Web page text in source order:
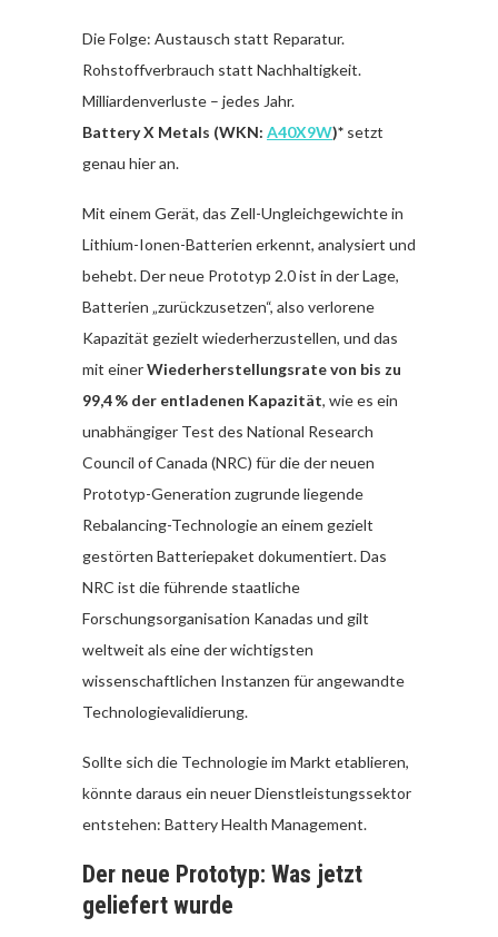
Die Folge: Austausch statt Reparatur.
Rohstoffverbrauch statt Nachhaltigkeit.
Milliardenverluste – jedes Jahr.
Battery X Metals (WKN: A40X9W)* setzt
genau hier an.
Mit einem Gerät, das Zell-Ungleichgewichte in
Lithium-Ionen-Batterien erkennt, analysiert und
behebt. Der neue Prototyp 2.0 ist in der Lage,
Batterien „zurückzusetzen“, also verlorene
Kapazität gezielt wiederherzustellen, und das
mit einerWiederherstellungsrate von bis zu
99,4 % der entladenen Kapazität, wie es ein
unabhängiger Test des National Research
Council of Canada (NRC) für die der neuen
Prototyp-Generation zugrunde liegende
Rebalancing-Technologie an einem gezielt
gestörten Batteriepaket dokumentiert. Das
NRC ist die führende staatliche
Forschungsorganisation Kanadas und gilt
weltweit als eine der wichtigsten
wissenschaftlichen Instanzen für angewandte
Technologievalidierung.
Sollte sich die Technologie im Markt etablieren,
könnte daraus ein neuer Dienstleistungssektor
entstehen: Battery Health Management.
Der neue Prototyp: Was jetzt
geliefert wurde